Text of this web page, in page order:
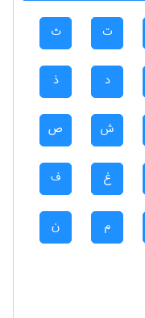
ت ث
د ذ
ش ص
غ ف
م ن